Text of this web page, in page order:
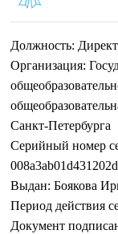
Должность:
Организация:
Санкт-Петербурга
Серийный номер
Выдан: Боякова
Период действия
Документ